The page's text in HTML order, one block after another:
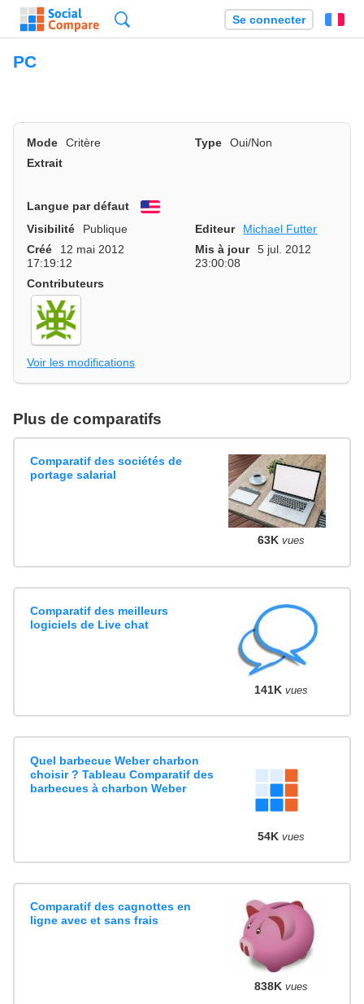
Se connecter
PC
Mode Critère Type
Oui/Non
Extrait
Langue par défaut
English
Visibilité
Publique Editeur
Michael Futter
Créé
12 mai 2012
17:19:12
Mis à jour
5 jul. 2012
23:00:08
Contributeurs
Voir les modifications
Plus de comparatifs
Comparatif des sociétés de
portage salarial
63K vues
Comparatif des meilleurs
logiciels de Live chat
141K vues
Quel barbecue Weber charbon
choisir ? Tableau Comparatif des
barbecues à charbon Weber
54K vues
Comparatif des cagnottes en
ligne avec et sans frais
838K vues